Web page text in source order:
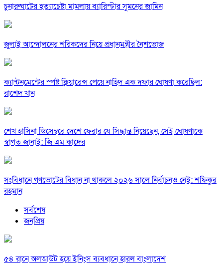
চুনারুঘাটের হত্যাচেষ্টা মামলায় ব্যারিস্টার সুমনের জামিন
জুলাই আন্দোলনের শরিকদের নিয়ে প্রধানমন্ত্রীর নৈশভোজ
ক্যান্টনমেন্টের স্পষ্ট ক্লিয়ারেন্স পেয়ে নাহিদ এক দফার ঘোষণা করেছিল:
রাশেদ খান
শেখ হাসিনা ডিসেম্বরে দেশে ফেরার যে সিদ্ধান্ত নিয়েছেন, সেই ঘোষণাকে
স্বাগত জানাই: জি এম কাদের
সংবিধানে গণভোটের বিধান না থাকলে ২০২৬ সালে নির্বাচনও নেই: শফিকুর
রহমান
সর্বশেষ
জনপ্রিয়
৫৪ রানে অলআউট হয়ে ইনিংস ব্যবধানে হারল বাংলাদেশ